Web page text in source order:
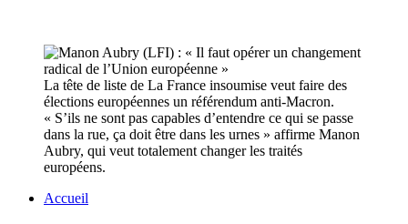
La tête de liste de La France insoumise veut faire des
élections européennes un référendum anti-Macron.
« S’ils ne sont pas capables d’entendre ce qui se passe
dans la rue, ça doit être dans les urnes » affirme Manon
Aubry, qui veut totalement changer les traités
européens.
Accueil